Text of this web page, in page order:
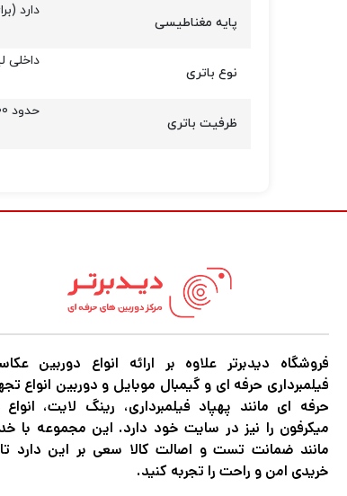
پایه مغناطیسی
دارد
نوع باتری
داخلی
ظرفیت باتری
حدود 2500 تا 3000 میلی‌آمپر ساعت
فروشگاه دیدبرتر علاوه بر ارائه انواع دوربین
فیلمبرداری حرفه ای و گیمبال موبایل و دوربین انواع
حرفه ای مانند پهپاد فیلمبرداری، رینگ لایت، انواع
میکرفون را نیز در سایت خود دارد. این مجموعه با
مانند ضمانت تست و اصالت کالا سعی بر این دارد
خریدی امن و راحت را تجربه کنید.